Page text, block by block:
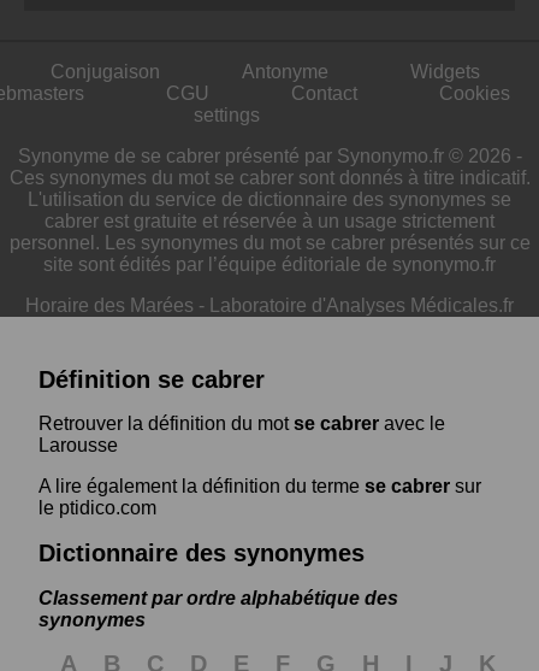
Conjugaison Antonyme
Widgets
CGU Contact
Cookies
settings
Synonyme de se cabrer présenté par Synonymo.fr © 2026 -
Ces synonymes du mot se cabrer sont donnés à titre indicatif.
L'utilisation du service de dictionnaire des synonymes se
cabrer est gratuite et réservée à un usage strictement
personnel. Les synonymes du mot se cabrer présentés sur ce
site sont édités par l’équipe éditoriale de synonymo.fr
Horaire des Marées - Laboratoire d'Analyses Médicales.fr
Définition se cabrer
Retrouver la définition du motse cabrer avec le
Larousse
A lire également la définition du terme se cabrer sur
le ptidico.com
Dictionnaire des synonymes
Classement par ordre alphabétique des
synonymes
A B C D E F G H I J K